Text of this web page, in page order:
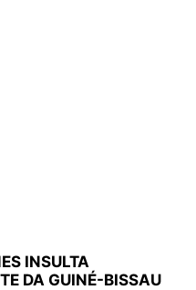
INSULTA
DA GUINÉ-BISSAU